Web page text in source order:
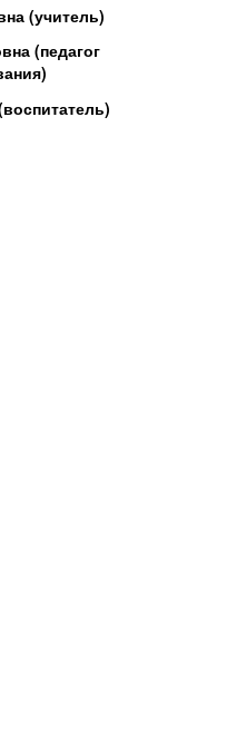
(учитель)
(педагог